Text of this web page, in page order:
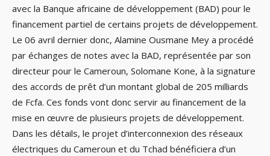
avec la Banque africaine de développement (BAD) pour le
financement partiel de certains projets de développement.
Le 06 avril dernier donc, Alamine Ousmane Mey a procédé
par échanges de notes avec la BAD, représentée par son
directeur pour le Cameroun, Solomane Kone, à la signature
des accords de prêt d’un montant global de 205 milliards
de Fcfa. Ces fonds vont donc servir au financement de la
mise en œuvre de plusieurs projets de développement.
Dans les détails, le projet d’interconnexion des réseaux
électriques du Cameroun et du Tchad bénéficiera d’un